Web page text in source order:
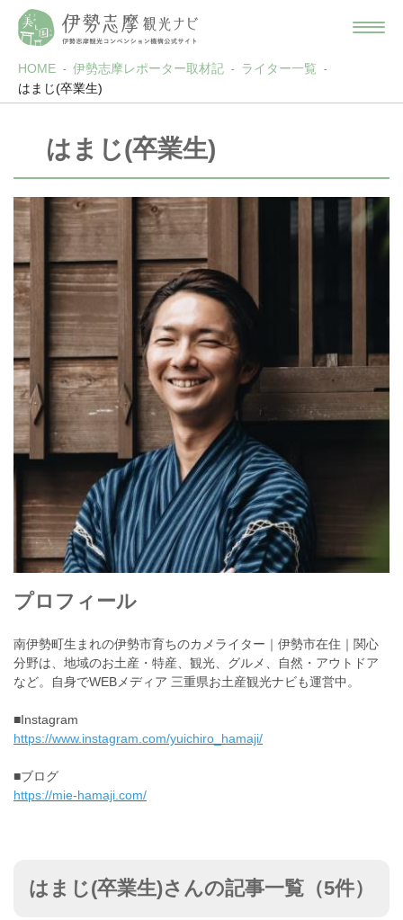
HOME 伊勢志摩レポーター取材記
ライター一覧
はまじ(卒業生)
はまじ(卒業生)
プロフィール
南伊勢町生まれの伊勢市育ちのカメライター｜伊勢市在住｜関心
分野は、地域のお土産・特産、観光、グルメ、自然・アウトドア
など。自身でWEBメディア 三重県お土産観光ナビも運営中。
■Instagram
https://www.instagram.com/yuichiro_hamaji/
■ブログ
https://mie-hamaji.com/
はまじ(卒業生)さんの記事一覧（5件）